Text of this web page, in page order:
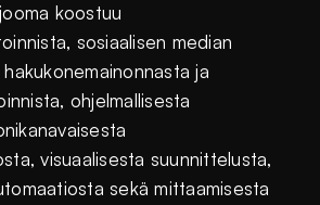
koostuu
sosiaalisen median
ja
ohjelmallisesta
visuaalisesta suunnittelusta,
sekä mittaamisesta